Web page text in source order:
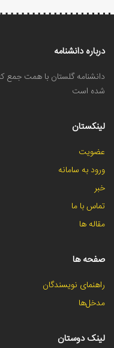
درباره دانشنامه
دانشنامه گلستان با همت جمع
شده است
لینکستان
عضویت
ورود به سامانه
خبر
تماس با ما
مقاله ها
صفحه ها
راهنمای نویسندگان
مدخل‌ها
لینک دوستان